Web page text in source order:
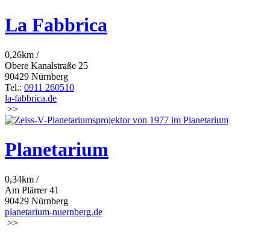
La Fabbrica
0,26km /
Obere Kanalstraße 25
90429 Nürnberg
Tel.: 0911 260510
la-fabbrica.de
>>
Planetarium
0,34km /
Am Plärrer 41
90429 Nürnberg
planetarium-nuernberg.de
>>